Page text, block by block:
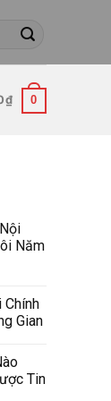
₫ 0
Năm
Chính
Gian
Tin